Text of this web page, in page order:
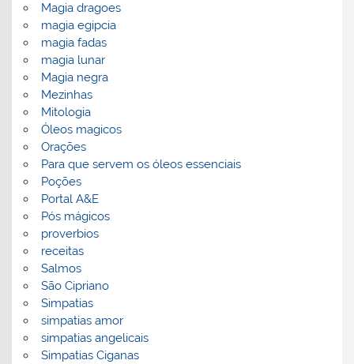
Magia dragoes
magia egipcia
magia fadas
magia lunar
Magia negra
Mezinhas
Mitologia
Óleos magicos
Orações
Para que servem os óleos essenciais
Poções
Portal A&E
Pós mágicos
proverbios
receitas
Salmos
São Cipriano
Simpatias
simpatias amor
simpatias angelicais
Simpatias Ciganas